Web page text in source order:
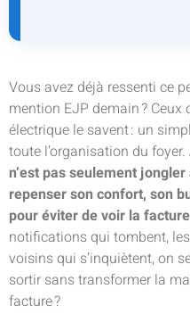
Vous avez déjà ressenti ce
mention EJP demain ?
électrique le savent : un
toute l’organisation du foyer.
n’est pas seulement
repenser son confort, son
pour éviter de voir la
notifications qui tombent,
voisins qui s’inquiètent, on
sortir sans transformer la
facture ?